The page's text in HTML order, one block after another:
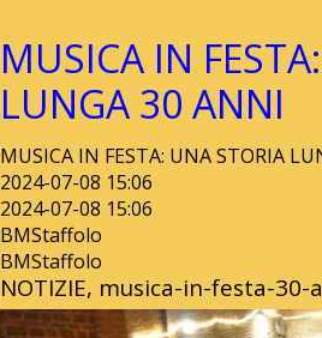
MUSICA IN
LUNGA 30 ANNI
MUSICA IN FESTA: UNA STORIA
2024-07-08 15:06
2024-07-08 15:06
BMStaffolo
BMStaffolo
NOTIZIE, musica-in-festa-